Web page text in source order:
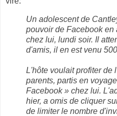
Un adolescent de
pouvoir de Facebook en
chez lui, lundi soir. Il
d'amis, il en est venu
L'hôte voulait profiter de
parents, partis en
Facebook » chez lui.
hier, a omis de cliquer
de limiter le nombre